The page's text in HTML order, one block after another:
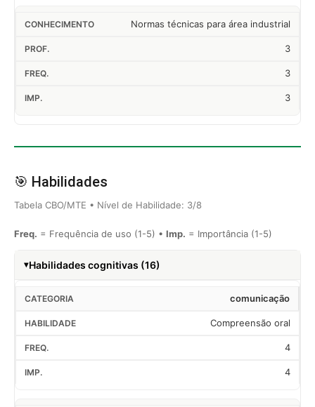
Normas técnicas para área industrial
3
3
3
🎯 Habilidades
Tabela CBO/MTE • Nível de Habilidade: 3/8
Freq. = Frequência de uso (1-5) • Imp. = Importância (1-5)
Habilidades cognitivas (16)
comunicação
Compreensão oral
4
4